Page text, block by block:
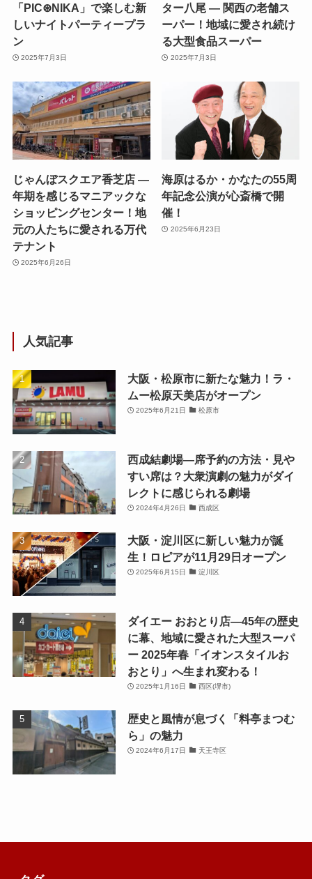
「PIC⊛NIKA」で楽しむ新
しいナイトパーティープラ
ン
2025年7月3日
ター八尾 — 関西の老舗ス
ーパー！地域に愛され続け
る大型食品スーパー
2025年7月3日
じゃんぼスクエア香芝店 —
年期を感じるマニアックな
ショッピングセンター！地
元の人たちに愛される万代
テナント
2025年6月26日
海原はるか・かなたの55周
年記念公演が心斎橋で開
催！
2025年6月23日
人気記事
大阪・松原市に新たな魅力！ラ・
ムー松原天美店がオープン
2025年6月21日 松原市
西成結劇場—席予約の方法・見や
すい席は？大衆演劇の魅力がダイ
レクトに感じられる劇場
2024年4月26日 西成区
大阪・淀川区に新しい魅力が誕
生！ロピアが11月29日オープン
2025年6月15日 淀川区
ダイエー おおとり店—45年の歴史
に幕、地域に愛された大型スーパ
ー 2025年春「イオンスタイルお
おとり」へ生まれ変わる！
2025年1月16日 西区(堺市)
歴史と風情が息づく「料亭まつむ
ら」の魅力
2024年6月17日 天王寺区